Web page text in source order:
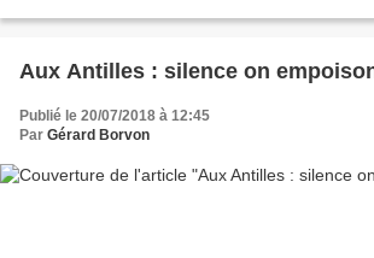
Aux Antilles : silence on
Publié le 20/07/2018 à 12:45
Par Gérard Borvon